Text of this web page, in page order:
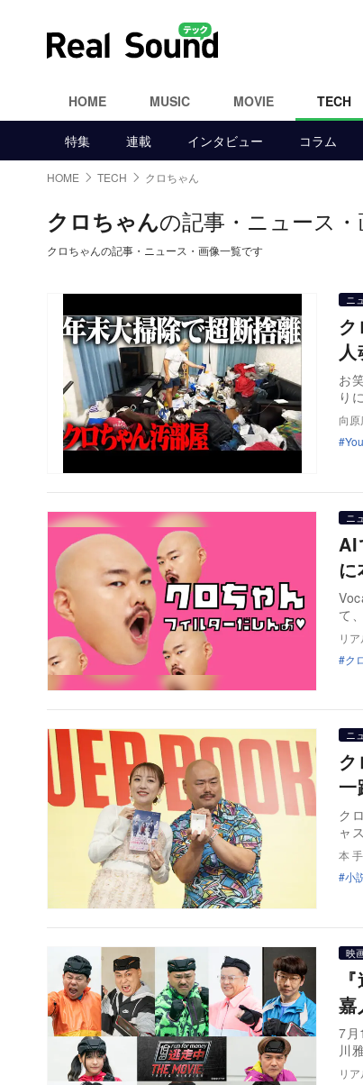
HOME MUSIC MOVIE TECH
特集 連載 インタビュー コラム
HOME TECH クロちゃん
クロちゃんの記事・ニュース
クロちゃんの記事・ニュース・画像一覧です
ニ
お
り
向原
ニ
AI
て
リ
ク
ニ
ク
ク
ャ
本 手
小
映
嘉
7月
川
リ